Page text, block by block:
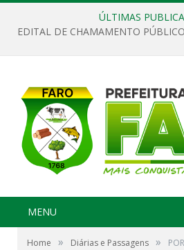
ÚLTIMAS
MENU
Home » Diárias e Passagens »